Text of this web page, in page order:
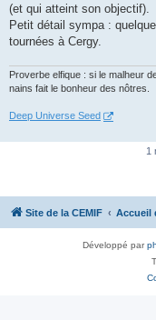
(et qui atteint son objectif).
Petit détail sympa :
tournées à Cergy.
Proverbe elfique : si le malheur
nains fait le bonheur des nôtres.
Deep Universe Seed
1
Site de la CEMIF Accueil
Développé par